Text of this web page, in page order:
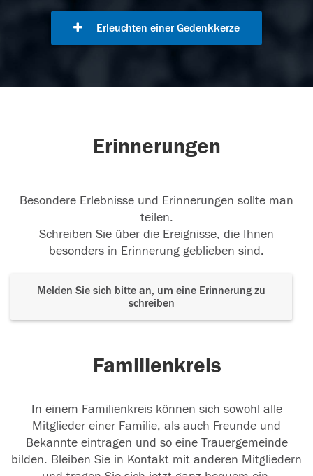
Erleuchten einer Gedenkkerze
Erinnerungen
Besondere Erlebnisse und Erinnerungen sollte man
teilen.
Schreiben Sie über die Ereignisse, die Ihnen
besonders in Erinnerung geblieben sind.
Melden Sie sich bitte an, um eine Erinnerung zu
schreiben
Familienkreis
In einem Familienkreis können sich sowohl alle
Mitglieder einer Familie, als auch Freunde und
Bekannte eintragen und so eine Trauergemeinde
bilden. Bleiben Sie in Kontakt mit anderen Mitgliedern